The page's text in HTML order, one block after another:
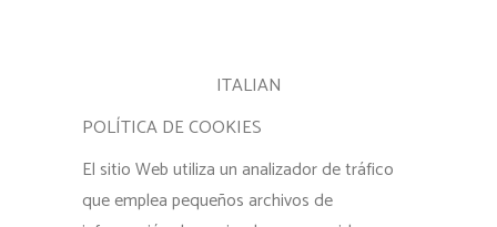
ITALIAN
POLÍTICA DE COOKIES
El sitio Web utiliza un analizador de tráfico
que emplea pequeños archivos de